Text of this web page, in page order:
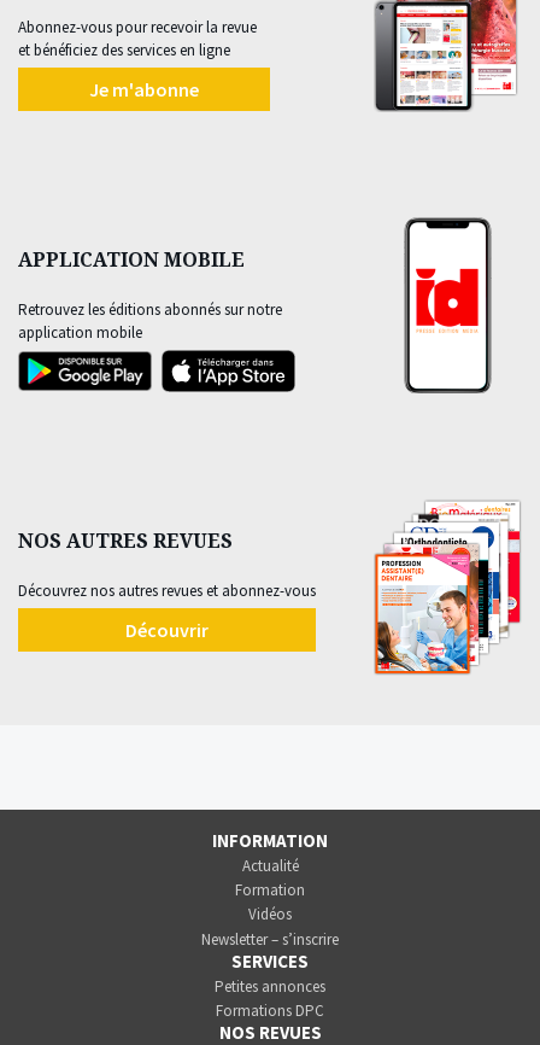
Abonnez-vous pour recevoir la revue
et bénéficiez des services en ligne
Je m'abonne
APPLICATION MOBILE
Retrouvez les éditions abonnés sur notre
application mobile
NOS AUTRES REVUES
Découvrez nos autres revues et abonnez-vous
Découvrir
INFORMATION
Actualité
Formation
Vidéos
Newsletter – s’inscrire
SERVICES
Petites annonces
Formations DPC
NOS REVUES